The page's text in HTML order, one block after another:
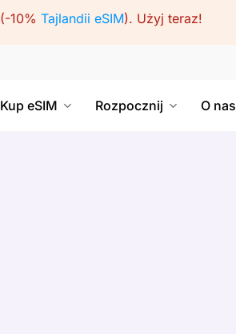
(-10% Tajlandii eSIM). Użyj teraz!
Kup eSIM Rozpocznij O nas